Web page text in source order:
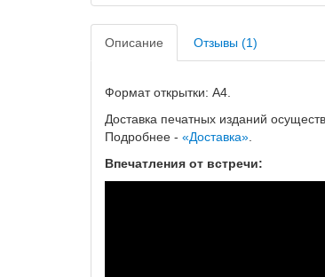
Описание Отзывы (1)
Формат открытки: A4.
Доставка печатных изданий
Подробнее - «Доставка»
Впечатления от встречи: